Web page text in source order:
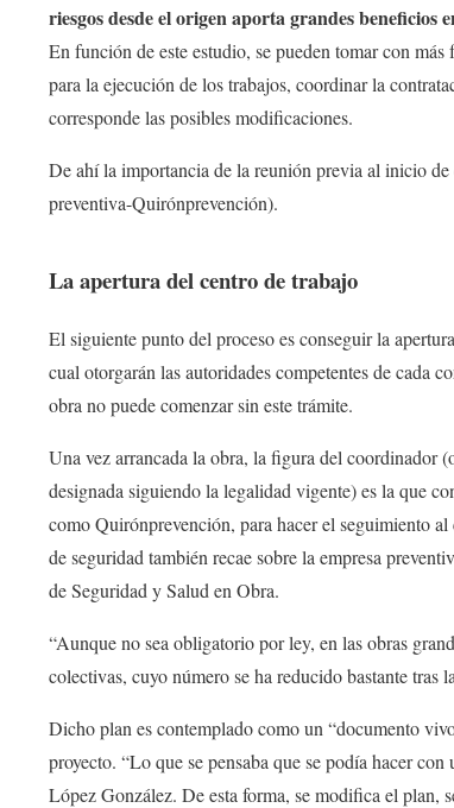
riesgos desde el origen aporta grandes beneficios
En función de este estudio, se pueden tomar con
para la ejecución de los trabajos, coordinar la
corresponde las posibles modificaciones.
De ahí la importancia de la reunión previa al inicio
preventiva-Quirónprevención).
La apertura del centro de trabajo
El siguiente punto del proceso es conseguir la
cual otorgarán las autoridades competentes de cada
obra no puede comenzar sin este trámite.
Una vez arrancada la obra, la figura del coordinador
designada siguiendo la legalidad vigente) es la que
como Quirónprevención, para hacer el seguimiento
de seguridad también recae sobre la empresa
de Seguridad y Salud en Obra.
“Aunque no sea obligatorio por ley, en las obras
colectivas, cuyo número se ha reducido bastante
Dicho plan es contemplado como un “documento
proyecto. “Lo que se pensaba que se podía hacer
López González. De esta forma, se modifica el plan,